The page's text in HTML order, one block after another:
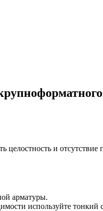
целостность и отсутствие
арматуры.
используйте тонкий